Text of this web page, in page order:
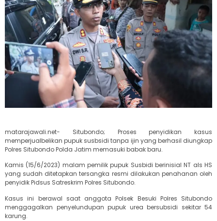
matarajawali.net- Situbondo; Proses penyidikan kasus
memperjualbelikan pupuk susbsidi tanpa ijin yang berhasil diungkap
Polres Situbondo Polda Jatim memasuki babak baru.
Kamis (15/6/2023) malam pemilik pupuk Susbidi berinisial NT als HS
yang sudah ditetapkan tersangka resmi dilakukan penahanan oleh
penyidik Pidsus Satreskrim Polres Situbondo.
Kasus ini berawal saat anggota Polsek Besuki Polres Situbondo
menggagalkan penyelundupan pupuk urea bersubsidi sekitar 54
karung.